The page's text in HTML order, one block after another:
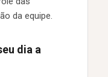
da equipe.
dia a